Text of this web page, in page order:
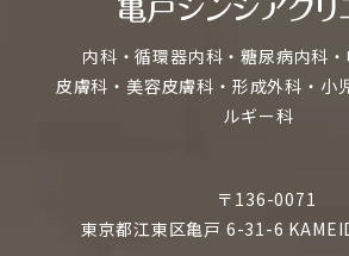
内科・循環器内科・糖尿病内科
皮膚科・美容皮膚科・形成外科・小
ルギー科
〒136-0071
東京都江東区亀戸 6-31-6